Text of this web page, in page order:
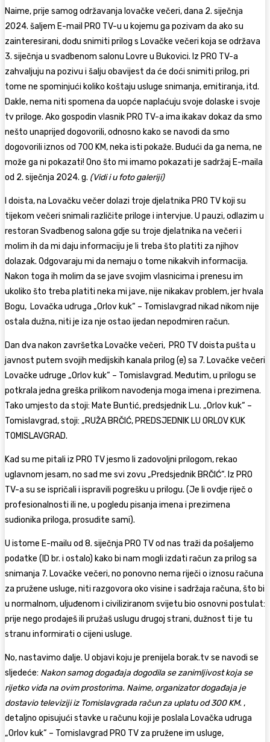
Naime, prije samog održavanja lovačke večeri, dana 2. siječnja
2024. šaljem E-mail PRO TV-u u kojemu ga pozivam da ako su
zainteresirani, dođu snimiti prilog s Lovačke večeri koja se održava
3. siječnja u svadbenom salonu Lovre u Bukovici. Iz PRO TV-a
zahvaljuju na pozivu i šalju obavijest da će doći snimiti prilog, pri
tome ne spominjući koliko koštaju usluge snimanja, emitiranja, itd.
Dakle, nema niti spomena da uopće naplaćuju svoje dolaske i svoje
tv priloge. Ako gospodin vlasnik PRO TV-a ima ikakav dokaz da smo
nešto unaprijed dogovorili, odnosno kako se navodi da smo
dogovorili iznos od 700 KM, neka isti pokaže. Budući da ga nema, ne
može ga ni pokazati! Ono što mi imamo pokazati je sadržaj E-maila
od 2. siječnja 2024. g. (Vidi i u foto galeriji)
I doista, na Lovačku večer dolazi troje djelatnika PRO TV koji su
tijekom večeri snimali različite priloge i intervjue. U pauzi, odlazim u
restoran Svadbenog salona gdje su troje djelatnika na večeri i
molim ih da mi daju informaciju je li treba što platiti za njihov
dolazak. Odgovaraju mi da nemaju o tome nikakvih informacija.
Nakon toga ih molim da se jave svojim vlasnicima i prenesu im
ukoliko što treba platiti neka mi jave, nije nikakav problem, jer hvala
Bogu, Lovačka udruga „Orlov kuk“ – Tomislavgrad nikad nikom nije
ostala dužna, niti je iza nje ostao ijedan nepodmiren račun.
Dan dva nakon završetka Lovačke večeri, PRO TV doista pušta u
javnost putem svojih medijskih kanala prilog (e) sa 7. Lovačke večeri
Lovačke udruge „Orlov kuk“ – Tomislavgrad. Međutim, u prilogu se
potkrala jedna greška prilikom navođenja moga imena i prezimena.
Tako umjesto da stoji: Mate Buntić, predsjednik L.u. „Orlov kuk“ –
Tomislavgrad, stoji: „RUŽA BRČIĆ, PREDSJEDNIK LU ORLOV KUK
TOMISLAVGRAD.
Kad su me pitali iz PRO TV jesmo li zadovoljni prilogom, rekao
uglavnom jesam, no sad me svi zovu „Predsjednik BRČIĆ“. Iz PRO
TV-a su se ispričali i ispravili pogrešku u prilogu. (Je li ovdje riječ o
profesionalnosti ili ne, u pogledu pisanja imena i prezimena
sudionika priloga, prosudite sami).
U istome E-mailu od 8. siječnja PRO TV od nas traži da pošaljemo
podatke (ID br. i ostalo) kako bi nam mogli izdati račun za prilog sa
snimanja 7. Lovačke večeri, no ponovno nema riječi o iznosu računa
za pružene usluge, niti razgovora oko visine i sadržaja računa, što bi
u normalnom, uljuđenom i civiliziranom svijetu bio osnovni postulat:
prije nego prodaješ ili pružaš uslugu drugoj strani, dužnost ti je tu
stranu informirati o cijeni usluge.
No, nastavimo dalje. U objavi koju je prenijela borak.tv se navodi se
sljedeće: Nakon samog događaja dogodila se zanimljivost koja se
rijetko viđa na ovim prostorima. Naime, organizator događaja je
dostavio televiziji iz Tomislavgrada račun za uplatu od 300 KM. ,
detaljno opisujući stavke u računu koji je poslala Lovačka udruga
„Orlov kuk“ – Tomislavgrad PRO TV za pružene im usluge,